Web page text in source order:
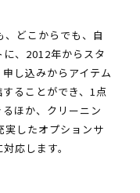
、どこからでも、自
、2012年からスタ
し込みからアイテム
ることができ、1点
ほか、クリーニン
実したオプションサ
応します。